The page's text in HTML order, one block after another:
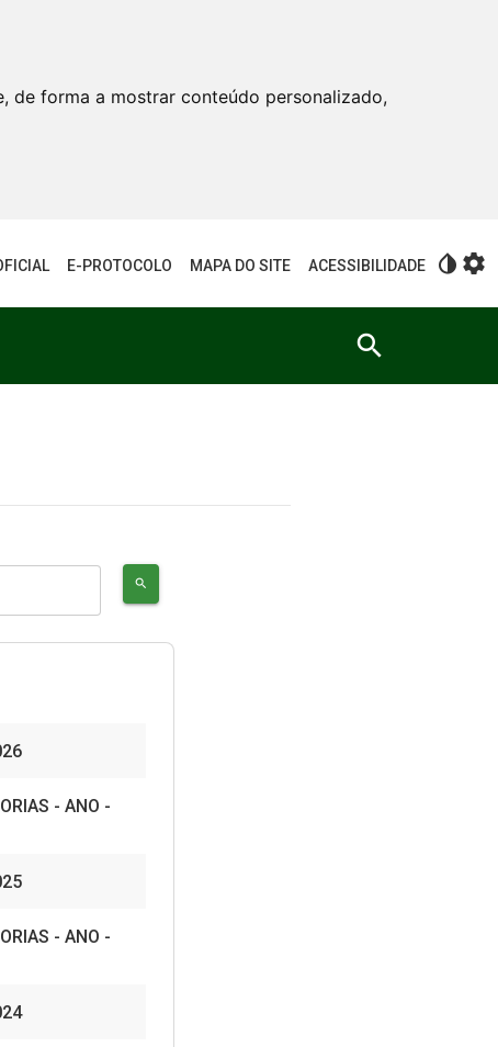
de forma a mostrar conteúdo personalizado,
E-PROTOCOLO MAPA DO SITE ACESSIBILIDADE invert_colors settings
search
search
- ANO -
- ANO -